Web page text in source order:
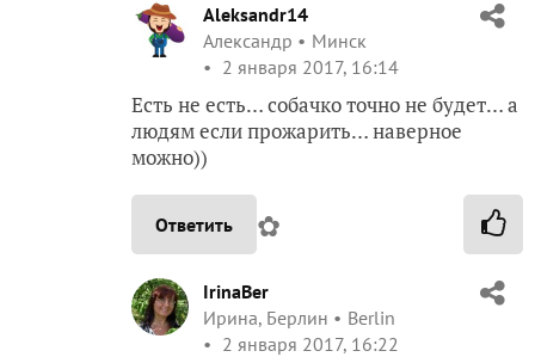
Aleksandr14
Александр
Минск
2 января 2017, 16:14
Есть не есть… собачко точно не будет… а
людям если прожарить… наверное
можно))
Ответить ✿
IrinaBer
Ирина, Берлин
Berlin
2 января 2017, 16:22